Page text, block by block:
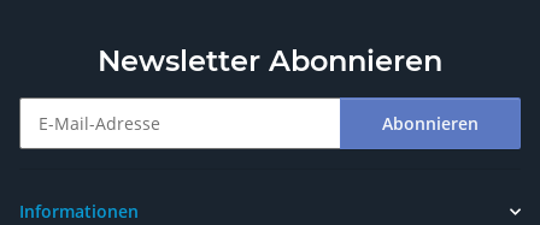
Newsletter Abonnieren
Abonnieren
Informationen